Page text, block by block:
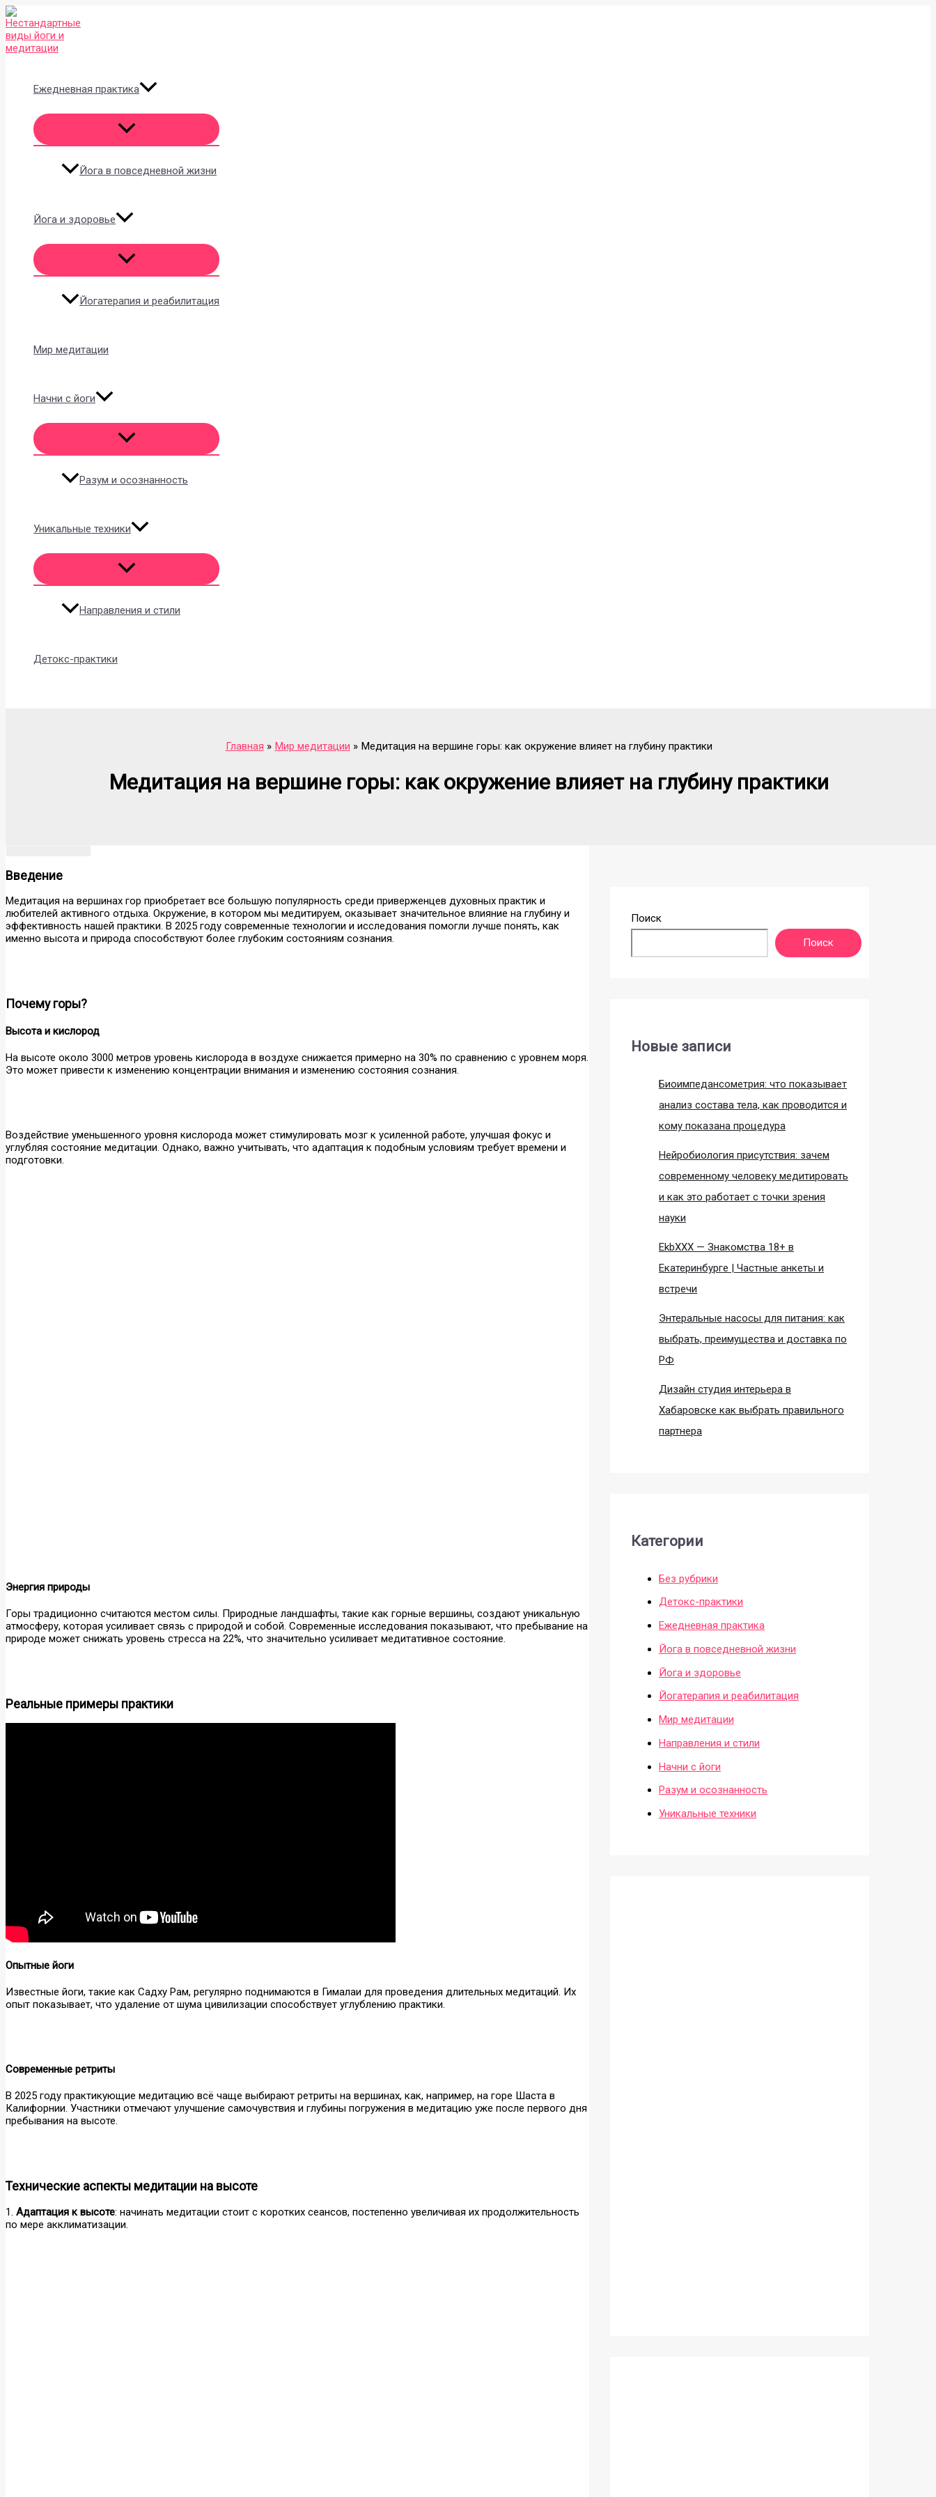
Перейти
к
содержимому
Ежедневная практика
Йога в повседневной жизни
Йога и здоровье
Йогатерапия и реабилитация
Мир медитации
Начни с йоги
Разум и осознанность
Уникальные техники
Направления и стили
Детокс-практики
Главная Мир медитации Медитация на вершине горы: как окружение влияет на глубину практики
Медитация на вершине горы: как окружение влияет на глубину практики
Введение
Медитация на вершинах гор приобретает все большую популярность среди приверженцев духовных практик и
любителей активного отдыха. Окружение, в котором мы медитируем, оказывает значительное влияние на глубину и
эффективность нашей практики. В 2025 году современные технологии и исследования помогли лучше понять, как
именно высота и природа способствуют более глубоким состояниям сознания.
Почему горы?
Высота и кислород
На высоте около 3000 метров уровень кислорода в воздухе снижается примерно на 30% по сравнению с уровнем моря.
Это может привести к изменению концентрации внимания и изменению состояния сознания.
Воздействие уменьшенного уровня кислорода может стимулировать мозг к усиленной работе, улучшая фокус и
углубляя состояние медитации. Однако, важно учитывать, что адаптация к подобным условиям требует времени и
подготовки.
Энергия природы
Горы традиционно считаются местом силы. Природные ландшафты, такие как горные вершины, создают уникальную
атмосферу, которая усиливает связь с природой и собой. Современные исследования показывают, что пребывание на
природе может снижать уровень стресса на 22%, что значительно усиливает медитативное состояние.
Реальные примеры практики
Опытные йоги
Известные йоги, такие как Садху Рам, регулярно поднимаются в Гималаи для проведения длительных медитаций. Их
опыт показывает, что удаление от шума цивилизации способствует углублению практики.
Современные ретриты
В 2025 году практикующие медитацию всё чаще выбирают ретриты на вершинах, как, например, на горе Шаста в
Калифорнии. Участники отмечают улучшение самочувствия и глубины погружения в медитацию уже после первого дня
пребывания на высоте.
Технические аспекты медитации на высоте
1. Адаптация к высоте: начинать медитации стоит с коротких сеансов, постепенно увеличивая их продолжительность
по мере акклиматизации.
Поиск
Поиск
Новые записи
Биоимпедансометрия: что показывает
анализ состава тела, как проводится и
кому показана процедура
Нейробиология присутствия: зачем
современному человеку медитировать
и как это работает с точки зрения
науки
EkbXXX — Знакомства 18+ в
Екатеринбурге | Частные анкеты и
встречи
Энтеральные насосы для питания: как
выбрать, преимущества и доставка по
РФ
Дизайн студия интерьера в
Хабаровске как выбрать правильного
партнера
Категории
Без рубрики
Детокс-практики
Ежедневная практика
Йога в повседневной жизни
Йога и здоровье
Йогатерапия и реабилитация
Мир медитации
Направления и стили
Начни с йоги
Разум и осознанность
Уникальные техники